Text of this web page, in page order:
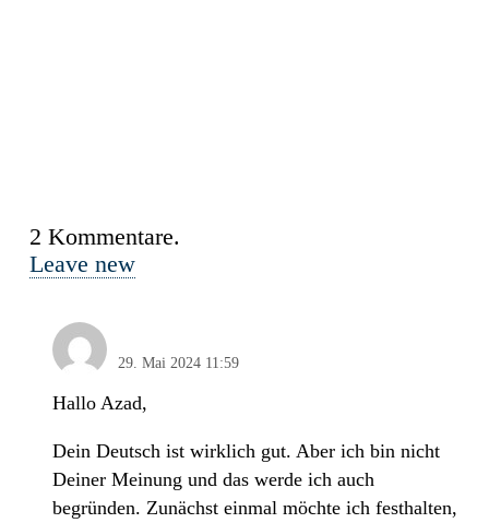
2 Kommentare.
Leave new
29. Mai 2024 11:59
Hallo Azad,
Dein Deutsch ist wirklich gut. Aber ich bin nicht
Deiner Meinung und das werde ich auch
begründen. Zunächst einmal möchte ich festhalten,